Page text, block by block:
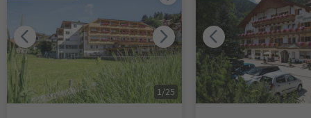
1/25